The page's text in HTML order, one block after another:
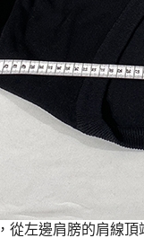
從左邊肩膀的肩線